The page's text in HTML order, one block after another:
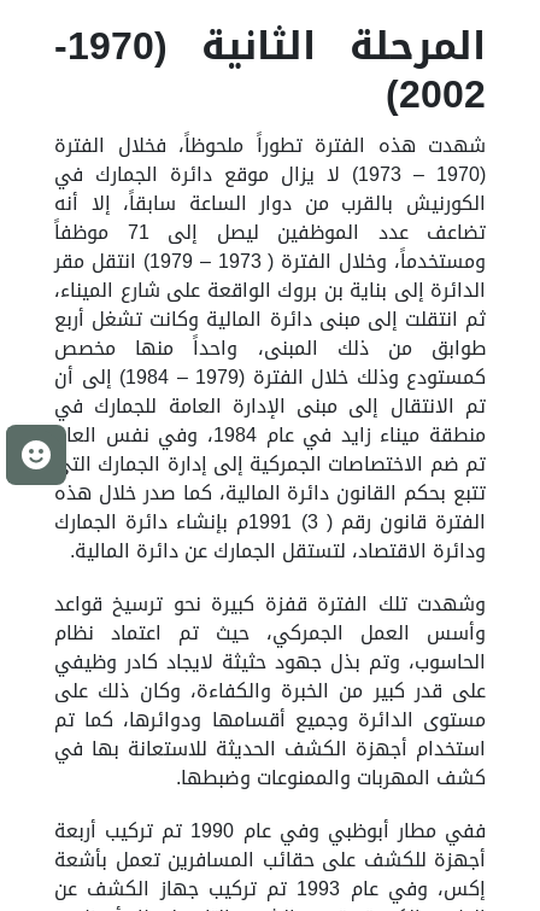
المرحلة الثانية (1970-
2002)
شهدت هذه الفترة تطوراً ملحوظاً، فخلال الفترة
(1970 – 1973) لا يزال موقع دائرة الجمارك في
الكورنيش بالقرب من دوار الساعة سابقاً، إلا أنه
تضاعف عدد الموظفين ليصل إلى 71 موظفاً
ومستخدماً، وخلال الفترة ( 1973 – 1979) انتقل مقر
الدائرة إلى بناية بن بروك الواقعة على شارع الميناء،
ثم انتقلت إلى مبنى دائرة المالية وكانت تشغل أربع
طوابق من ذلك المبنى، واحداًمنها مخصص
كمستودع وذلك خلال الفترة (1979 – 1984) إلى أن
تم الانتقال إلى مبنى الإدارة العامة للجمارك في
منطقة ميناء زايد في عام 1984 ، وفي نفس العام
تم ضم الاختصاصات الجمركية إلى إدارة الجمارك التي
تتبع بحكم القانون دائرة المالية، كما صدر خلال هذه
الفترة قانون رقم ( 3) 1991م بإنشاء دائرة الجمارك
ودائرة القتصاد، لتستقل الجمارك عن دائرة المالية.
وشهدت تلك الفترة قفزة كبيرة نحو ترسيخ قواعد
وأسس العمل الجمركي، حيث تم اعتماد نظام
الحاسوب، وتم بذل جهود حثيثة لايجاد كادر وظيفي
على قدر كبير من الخبرة والكفاءة، وكان ذلك على
مستوى الدائرة وجميع أقسامها ودوائرها، كما تم
استخدام أجهزة الكشف الحديثة للستعانة بها في
كشف المهربات والممنوعات وضبطها.
ففي مطار أبوظبي وفي عام 1990 تم تركيب أربعة
أجهزة للكشف على حقائب المسافرين تعمل بأشعة
إكس، وفي عام 1993 تم تركيب جهاز الكشف عن